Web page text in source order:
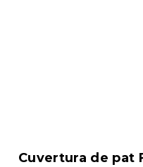
Cuvertura de pat